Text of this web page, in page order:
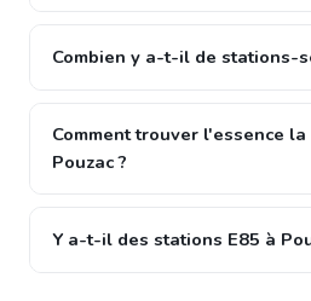
Combien y a-t-il de stations-
Comment trouver l'essence
Pouzac ?
Y a-t-il des stations E85 à